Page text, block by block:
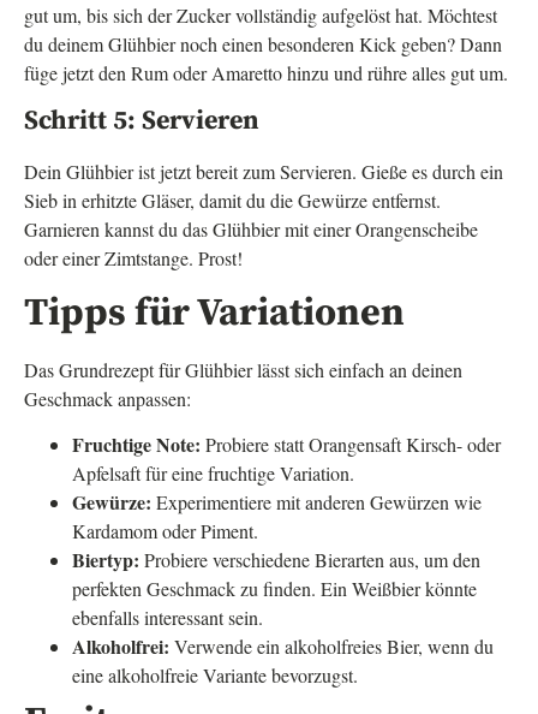
gut um, bis sich der Zucker vollständig aufgelöst hat. Möchtest
du deinem Glühbier noch einen besonderen Kick geben? Dann
füge jetzt den Rum oder Amaretto hinzu und rühre alles gut um.
Schritt 5: Servieren
Dein Glühbier ist jetzt bereit zum Servieren. Gieße es durch ein
Sieb in erhitzte Gläser, damit du die Gewürze entfernst.
Garnieren kannst du das Glühbier mit einer Orangenscheibe
oder einer Zimtstange. Prost!
Tipps für Variationen
Das Grundrezept für Glühbier lässt sich einfach an deinen
Geschmack anpassen:
Fruchtige Note: Probiere statt Orangensaft Kirsch- oder
Apfelsaft für eine fruchtige Variation.
Gewürze: Experimentiere mit anderen Gewürzen wie
Kardamom oder Piment.
Biertyp: Probiere verschiedene Bierarten aus, um den
perfekten Geschmack zu finden. Ein Weißbier könnte
ebenfalls interessant sein.
Alkoholfrei: Verwende ein alkoholfreies Bier, wenn du
eine alkoholfreie Variante bevorzugst.